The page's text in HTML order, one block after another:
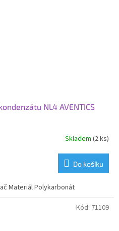
NL4 AVENTICS
Skladem (2 ks)
Do košíku
Materiál Polykarbonát
Kód: 71109